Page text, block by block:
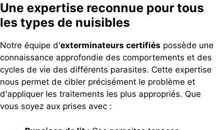
Une expertise reconnue pour tous
les types de nuisibles
Notre équipe d'exterminateurs certifiés possède une
connaissance approfondie des comportements et des
cycles de vie des différents parasites. Cette expertise
nous permet de cibler précisément le problème et
d'appliquer les traitements les plus appropriés. Que
vous soyez aux prises avec :